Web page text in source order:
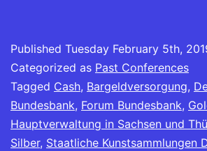
Published Tuesday February 5th,
Categorized as Past Conferences
Tagged Cash, Bargeldversorgung,
Bundesbank, Forum Bundesbank,
Hauptverwaltung in Sachsen und
Silber, Staatliche Kunstsammlungen